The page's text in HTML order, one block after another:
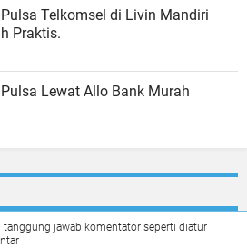
Telkomsel di Livin Mandiri
Praktis.
Lewat Allo Bank Murah
jawab komentator seperti diatur